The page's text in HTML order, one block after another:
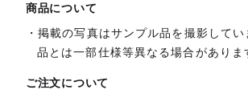
商品について
掲載の写真はサンプル品を撮影して
品とは一部仕様等異なる場合がありま
ご注文について